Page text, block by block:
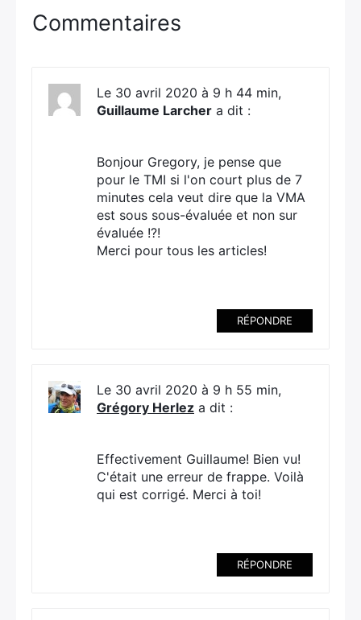
Commentaires
Le 30 avril 2020 à 9 h 44 min,
Guillaume Larcher a dit :
Bonjour Gregory, je pense que
pour le TMI si l'on court plus de 7
minutes cela veut dire que la VMA
est sous sous-évaluée et non sur
évaluée !?!
Merci pour tous les articles!
RÉPONDRE
Le 30 avril 2020 à 9 h 55 min,
Grégory Herlez a dit :
Effectivement Guillaume! Bien vu!
C'était une erreur de frappe. Voilà
qui est corrigé. Merci à toi!
RÉPONDRE